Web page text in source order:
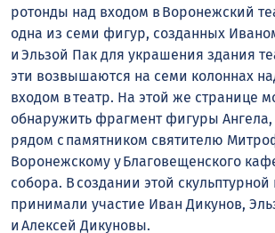
ротонды над входом в Воронежский
одна из семи фигур, созданных
и Эльзой Пак для украшения здания
эти возвышаются на семи колоннах
входом в театр. На этой же странице
обнаружить фрагмент фигуры Ангела,
рядом с памятником святителю
Воронежскому у Благовещенского
собора. В создании этой
принимали участие Иван Дикунов,
и Алексей Дикуновы.